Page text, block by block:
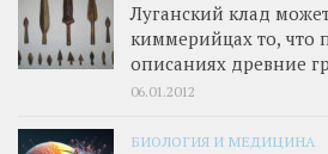
Луганский клад может
киммерийцах то, что
описаниях древние
06.01.2012
БИОЛОГИЯ И МЕДИЦИНА